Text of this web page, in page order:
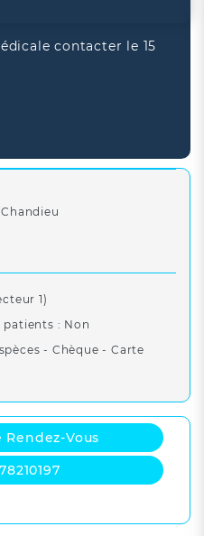
contacter le 15
1)
patients : Non
- Chèque - Carte
Rendez-Vous